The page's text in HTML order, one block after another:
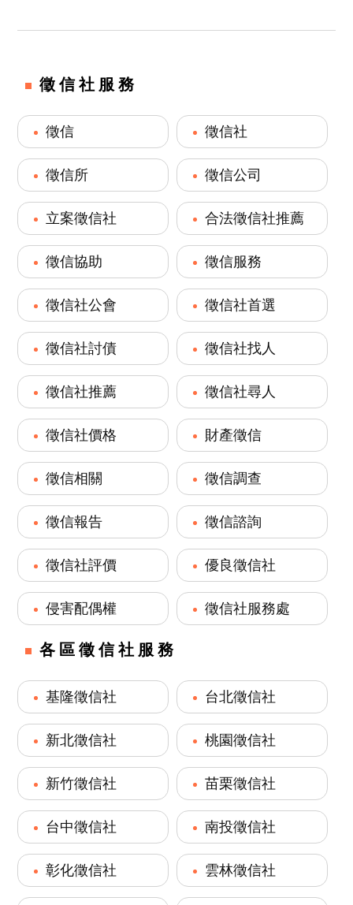
徵信社服務
徵信 徵信社
徵信所 徵信公司
立案徵信社 合法徵信社推薦
徵信協助 徵信服務
徵信社公會 徵信社首選
徵信社討債 徵信社找人
徵信社推薦 徵信社尋人
徵信社價格 財產徵信
徵信相關 徵信調查
徵信報告 徵信諮詢
徵信社評價 優良徵信社
侵害配偶權 徵信社服務處
各區徵信社服務
基隆徵信社 台北徵信社
新北徵信社 桃園徵信社
新竹徵信社 苗栗徵信社
台中徵信社 南投徵信社
彰化徵信社 雲林徵信社